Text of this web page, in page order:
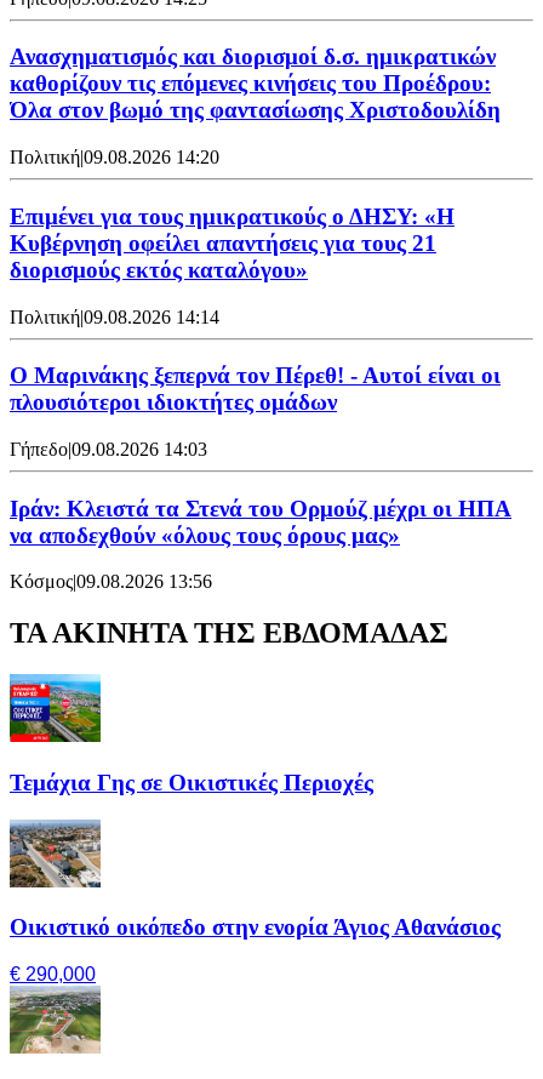
Ανασχηματισμός και διορισμοί δ.σ. ημικρατικών
καθορίζουν τις επόμενες κινήσεις του Προέδρου:
Όλα στον βωμό της φαντασίωσης Χριστοδουλίδη
Πολιτική|09.08.2026 14:20
Επιμένει για τους ημικρατικούς ο ΔΗΣΥ: «Η
Κυβέρνηση οφείλει απαντήσεις για τους 21
διορισμούς εκτός καταλόγου»
Πολιτική|09.08.2026 14:14
Ο Μαρινάκης ξεπερνά τον Πέρεθ! - Αυτοί είναι οι
πλουσιότεροι ιδιοκτήτες ομάδων
Γήπεδο|09.08.2026 14:03
Ιράν: Κλειστά τα Στενά του Ορμούζ μέχρι οι ΗΠΑ
να αποδεχθούν «όλους τους όρους μας»
Κόσμος|09.08.2026 13:56
ΤΑ ΑΚΙΝΗΤΑ ΤΗΣ ΕΒΔΟΜΑΔΑΣ
Τεμάχια Γης σε Οικιστικές Περιοχές
Οικιστικό οικόπεδο στην ενορία Άγιος Αθανάσιος
€ 290,000